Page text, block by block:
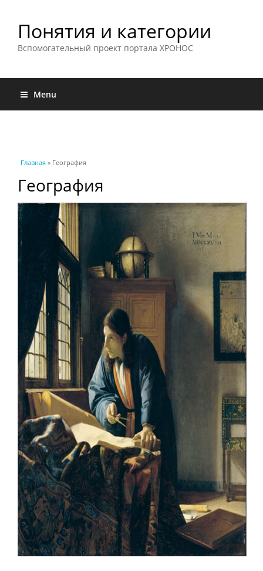
Понятия и категории
Вспомогательный проект портала ХРОНОС
Menu
Вы здесь
Главная » География
География